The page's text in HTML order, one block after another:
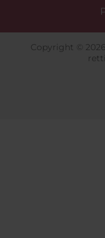
Copyright ©